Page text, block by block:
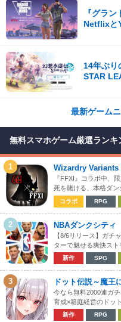
『グラ
Netflixと
14年ぶり
STAR
最新ゲーム
無料スマホゲーム厳選ランキ
1 Wizardry Variants
『FFXI』コラボ中、
死を賭ける、本格ダン
コラボ RPG
2 NBAダンクシティ
【8/6リリース】ガチ
ターで魅せる爽快スト
新作 SPG
3 ドット伝説～魔王
今なら無料2000連ガ
育成×箱庭経営のドッ
新作 RPG